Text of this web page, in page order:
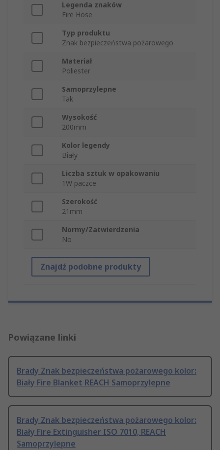
Legenda znaków
Fire Hose
Typ produktu
Znak bezpieczeństwa pożarowego
Materiał
Poliester
Samoprzylepne
Tak
Wysokość
200mm
Kolor legendy
Biały
Liczba sztuk w opakowaniu
1W paczce
Szerokość
21mm
Normy/Zatwierdzenia
No
Znajdź podobne produkty
Powiązane linki
Brady Znak bezpieczeństwa pożarowego kolor:
Biały Fire Blanket REACH Samoprzylepne
Brady Znak bezpieczeństwa pożarowego kolor:
Biały Fire Extinguisher ISO 7010, REACH
Samoprzylepne